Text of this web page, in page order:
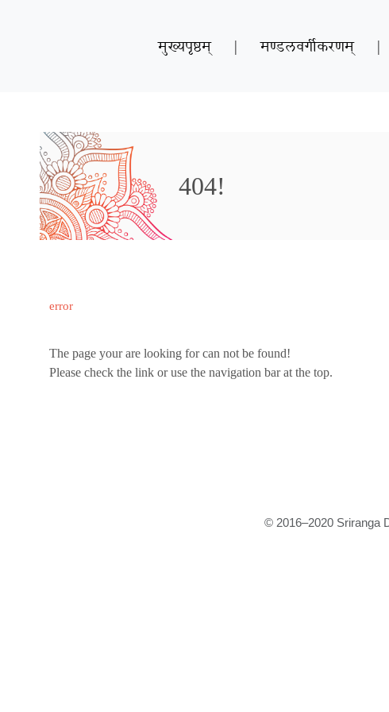
मुख्यपृष्ठम् | मण्डलवर्गीकरणम् |
404!
error
The page your are looking for can not be found!
Please check the link or use the navigation bar at the top.
© 2016–2020 Sriranga